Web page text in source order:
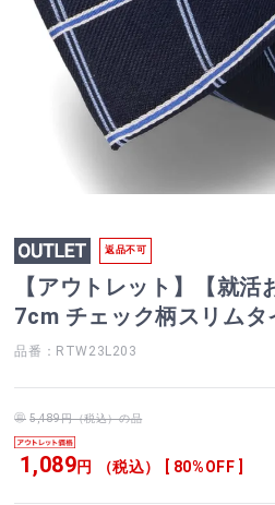
返品不可
【アウトレット】【就
7cm チェック柄スリムタ
品番：RTW23L203
5,489円（税込）の品
1,089円 （税込） [ 80%OFF ]